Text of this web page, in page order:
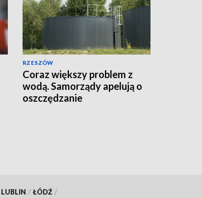
RZESZÓW
Coraz większy problem z
wodą. Samorządy apelują o
oszczędzanie
LUBLIN / ŁÓDŹ /